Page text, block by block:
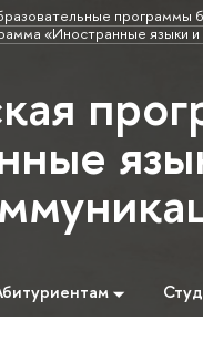
программы
«Иностранные языки